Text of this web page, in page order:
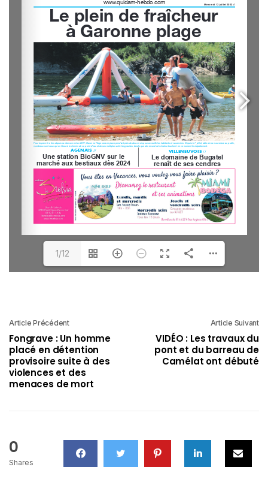
1/12
Article Précédent
Fongrave : Un homme
placé en détention
provisoire suite à des
violences et des
menaces de mort
Article Suivant
VIDÉO : Les travaux du
pont et du barreau de
Camélat ont débuté
0
Shares